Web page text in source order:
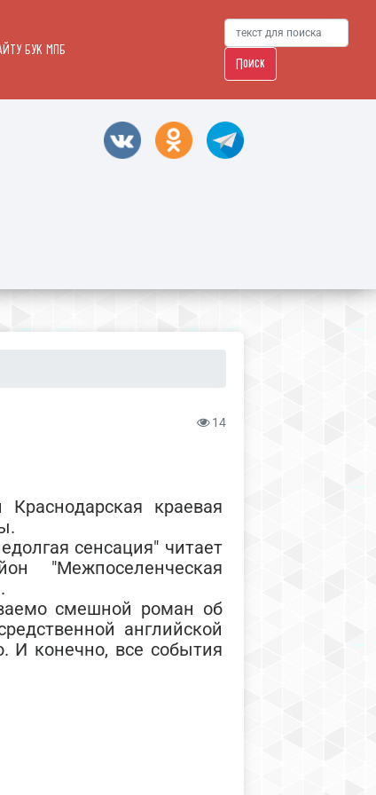
БУК МПБ
Поиск
14
краевая
сенсация" читает
"Межпоселенческая
смешной роман об
английской
И конечно, все события